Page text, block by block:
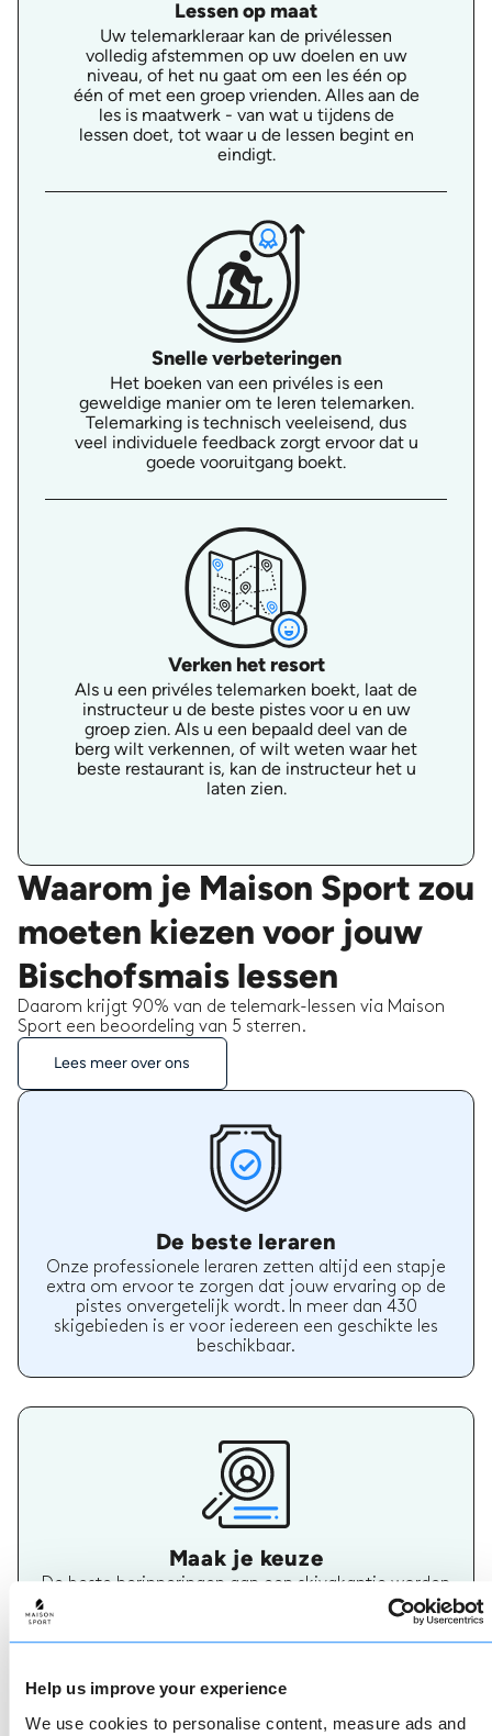
Help us improve your experience
We use cookies to personalise content, measure ads and
Lessen op maat
Uw telemarkleraar kan de privélessen
volledig afstemmen op uw doelen en uw
niveau, of het nu gaat om een les één op
één of met een groep vrienden. Alles aan de
les is maatwerk - van wat u tijdens de
lessen doet, tot waar u de lessen begint en
eindigt.
Snelle verbeteringen
Het boeken van een privéles is een
geweldige manier om te leren telemarken.
Telemarking is technisch veeleisend, dus
veel individuele feedback zorgt ervoor dat u
goede vooruitgang boekt.
Verken het resort
Als u een privéles telemarken boekt, laat de
instructeur u de beste pistes voor u en uw
groep zien. Als u een bepaald deel van de
berg wilt verkennen, of wilt weten waar het
beste restaurant is, kan de instructeur het u
laten zien.
Waarom je Maison Sport zou
moeten kiezen voor jouw
Bischofsmais lessen
Daarom krijgt 90% van de telemark-lessen via Maison
Sport een beoordeling van 5 sterren.
Lees meer over ons
De beste leraren
Onze professionele leraren zetten altijd een stapje
extra om ervoor te zorgen dat jouw ervaring op de
pistes onvergetelijk wordt. In meer dan 430
skigebieden is er voor iedereen een geschikte les
beschikbaar.
Maak je keuze
De beste herinneringen aan een skivakantie worden
op de pistes gemaakt, dus het is belangrijk om de
juiste ski- of snowboardleraar te hebben. Vind
vandaag nog jouw skileraar.